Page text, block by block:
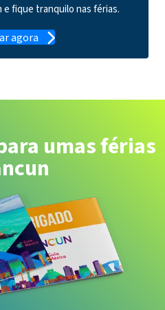
e fique tranquilo nas férias.
agora
umas férias